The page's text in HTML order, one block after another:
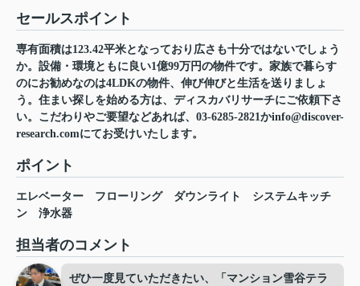
セールスポイント
専有面積は123.42平米となっており広さも十分ではないでしょう
か。設備・環境ともに良い1億99万円の物件です。家族で暮らす
のにお勧めなのは4LDKの物件、伸び伸びと生活を送りましょ
う。住まい探しを始める方は、ディスカバリサーチにご依頼下さ
い。こだわりやご要望などあれば、03-6285-2821かinfo@discover-
research.comにてお受けいたします。
ポイント
エレベーター フローリング ダウンライト
システムキッチ
ン
浄水器
担当者のコメント
ぜひ一度見ていただきたい、「マンション雪谷テラ